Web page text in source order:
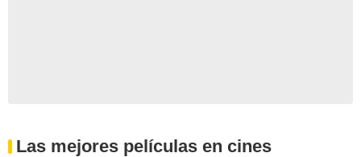
Las mejores películas en cines